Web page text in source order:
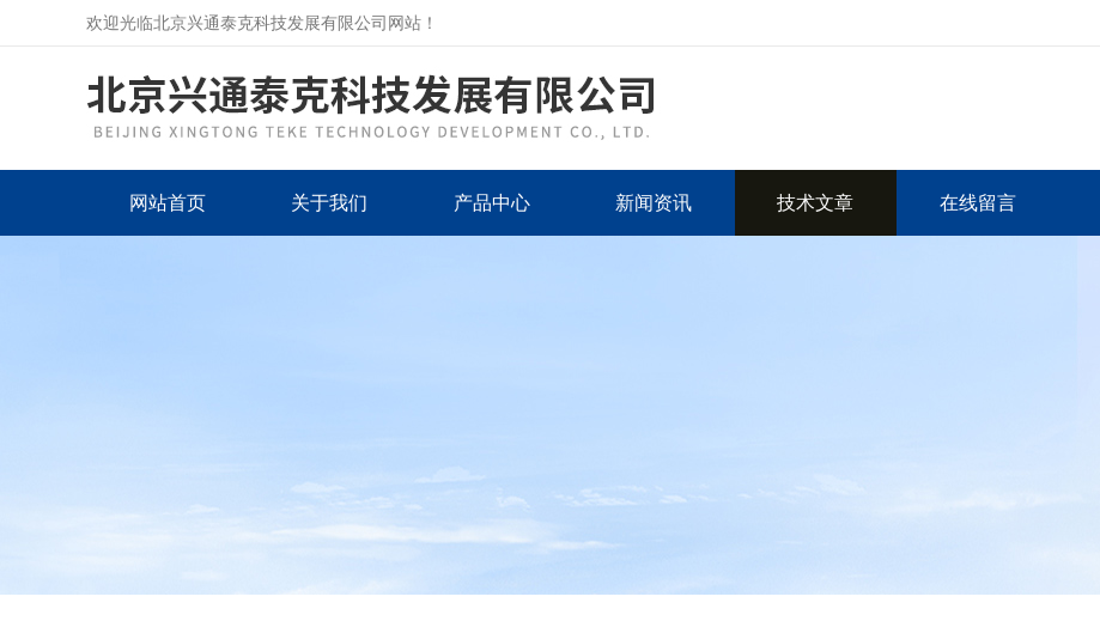
欢迎光临北京兴通泰克科技发展有限公司网站！
网站首页 关于我们 产品中心 新闻资讯 技术文章 在线留言